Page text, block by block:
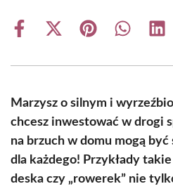
Share
Share
(Twitter)
Share Share
Marzysz o silnym i
chcesz inwestować w drogi
na brzuch w domu mogą
dla każdego! Przykłady
deska czy „rowerek” nie